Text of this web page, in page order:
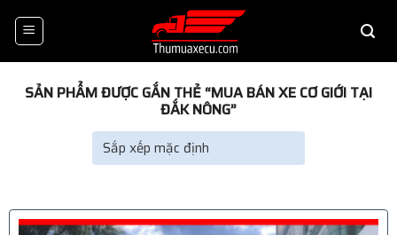
SẢN PHẨM ĐƯỢC GẮN THẺ “MUA BÁN XE CƠ GIỚI TẠI
ĐẮK NÔNG”